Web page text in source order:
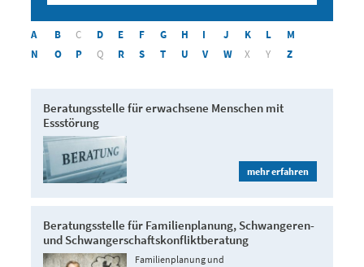
A B C D E F G H I J K L
M
N
O P Q R S T U V W X Y Z
Beratungsstelle für erwachsene Menschen mit
Essstörung
mehr erfahren
Beratungsstelle für Familienplanung, Schwangeren-
und Schwangerschaftskonfliktberatung
Familienplanung und